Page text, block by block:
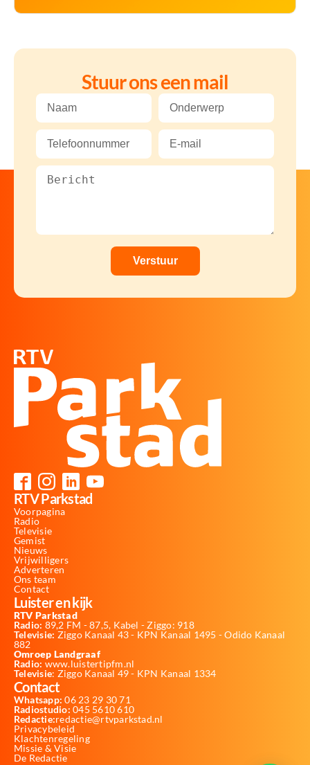
Stuur ons een mail
RTV Parkstad
Voorpagina
Radio
Televisie
Gemist
Nieuws
Vrijwilligers
Adverteren
Ons team
Contact
Luister en kijk
RTV Parkstad
Radio: 89,2 FM - 87,5, Kabel - Ziggo: 918
Televisie: Ziggo Kanaal 43 - KPN Kanaal 1495 - Odido Kanaal
882
Omroep Landgraaf
Radio: www.luistertipfm.nl
Televisie: Ziggo Kanaal 49 - KPN Kanaal 1334
Contact
Whatsapp: 06 23 29 30 71
Radiostudio: 045 5610 610
Redactie:redactie@rtvparkstad.nl
Privacybeleid
Klachtenregeling
Missie & Visie
De Redactie